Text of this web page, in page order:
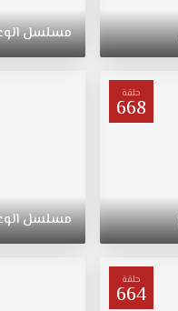
مسلسل
حلقة
668
مسلسل
حلقة
664